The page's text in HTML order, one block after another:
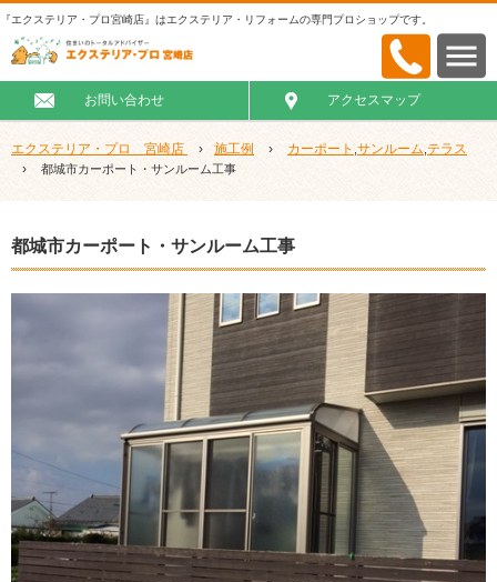
『エクステリア・プロ宮崎店』はエクステリア・リフォームの専門プロショップです。
お問い合わせ アクセスマップ
エクステリア・プロ 宮崎店 › 施工例 › カーポート サンルーム テラス
›
都城市カーポート・サンルーム工事
都城市カーポート・サンルーム工事